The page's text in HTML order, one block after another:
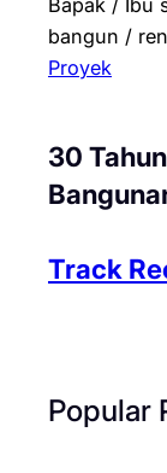
bangun /
Proyek
30
Track
Popular